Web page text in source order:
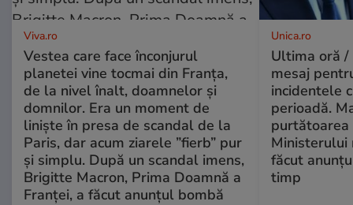
Viva.ro
Vestea care face înconjurul
planetei vine tocmai din Franța,
de la nivel înalt, doamnelor și
domnilor. Era un moment de
liniște în presa de scandal de la
Paris, dar acum ziarele ”fierb” pur
și simplu. După un scandal imens,
Brigitte Macron, Prima Doamnă a
Franței, a făcut anunțul bombă
Unica.ro
Ultima oră /
mesaj
incidentele
perioadă.
purtătoarea
Ministerului
făcut
timp